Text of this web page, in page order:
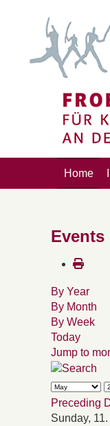
Home
Events
By Year
By Month
By Week
Today
Jump to
Preceding
Sunday,